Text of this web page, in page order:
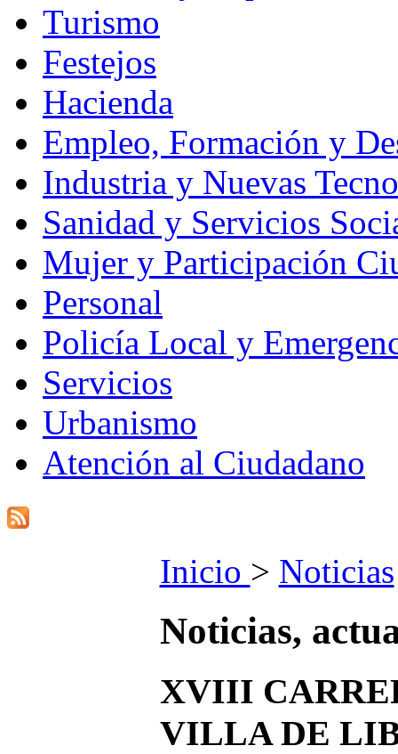
Turismo
Festejos
Hacienda
Empleo, Formación y
Industria y Nuevas
Sanidad y Servicios
Mujer y Participación
Personal
Policía Local y
Servicios
Urbanismo
Atención al Ciudadano
Inicio > Noticias
Noticias,
XVIII
VILLA DE